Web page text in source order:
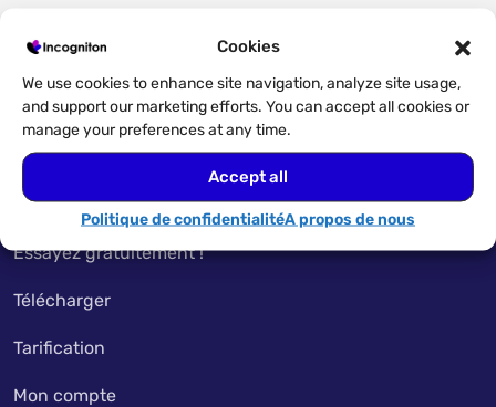
Cookies
We use cookies to enhance site navigation, analyze site usage,
and support our marketing efforts. You can accept all cookies or
manage your preferences at any time.
Accept all
Politique de confidentialitéA propos de nous
Accès rapide
Essayez gratuitement !
Télécharger
Tarification
Mon compte